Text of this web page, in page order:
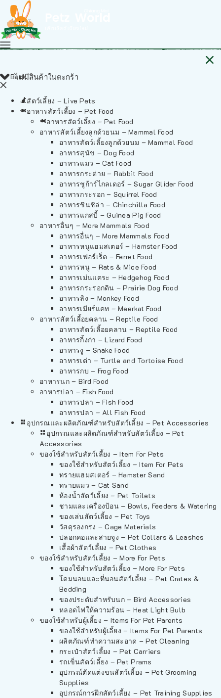
ไม่มีสินค้าในตะกร้า
Back
สัตว์เลี้ยง – Live Pets
อาหารสัตว์เลี้ยง – Pet Food
อาหารสัตว์เลี้ยง – Pet Food
อาหารสัตว์เลี้ยงลูกด้วยนม – Mammal Food
อาหารสัตว์เลี้ยงลูกด้วยนม – Mammal Food
อาหารสุนัข – Dog Food
อาหารแมว – Cat Food
อาหารกระต่าย – Rabbit Food
อาหารชูก้าร์ไกลเดอร์ – Sugar Glider Food
อาหารกระรอก – Squirrel Food
อาหารชินชิล่า – Chinchilla Food
อาหารแกสบี้ – Guinea Pig Food
อาหารอื่นๆ – More Mammals Food
อาหารอื่นๆ – More Mammals Food
อาหารหนูแฮมสเตอร์ – Hamster Food
อาหารเฟอร์เร็ต – Ferret Food
อาหารหนู – Rats & Mice Food
อาหารเม่นแคระ – Hedgehog Food
อาหารกระรอกดิน – Prairie Dog Food
อาหารลิง – Monkey Food
อาหารเมียร์แคท – Meerkat Food
อาหารสัตว์เลี้อยคลาน – Reptile Food
อาหารสัตว์เลี้อยคลาน – Reptile Food
อาหารกิ้งก่า – Lizard Food
อาหารงู – Snake Food
อาหารเต่า – Turtle and Tortoise Food
อาหารกบ – Frog Food
อาหารนก – Bird Food
อาหารปลา – Fish Food
อาหารปลา – Fish Food
อาหารปลา – All Fish Food
อุปกรณและผลิตภัณฑ์สำหรับสัตว์เลี้ยง – Pet Accessories
อุปกรณและผลิตภัณฑ์สำหรับสัตว์เลี้ยง – Pet
Accessories
ของใช้สำหรับสัตว์เลี้ยง – Item For Pets
ของใช้สำหรับสัตว์เลี้ยง – Item For Pets
ทรายแฮมสเตอร์ – Hamster Sand
ทรายแมว – Cat Sand
ห้องน้ำสัตว์เลี้ยง – Pet Toilets
ชามและเครื่องป้อน – Bowls, Feeders & Watering
ของเล่นสัตว์เลี้ยง – Pet Toys
วัสดุรองกรง – Cage Materials
ปลอกคอและสายจูง – Pet Collars & Leashes
เสื้อผ้าสัตว์เลี้ยง – Pet Clothes
ของใช้สำหรับสัตว์เลี้ยง – More For Pets
ของใช้สำหรับสัตว์เลี้ยง – More For Pets
โดมนอนและที่นอนสัตว์เลี้ยง – Pet Crates &
Bedding
ของประดับสำหรับนก – Bird Accessories
หลอดไฟให้ความร้อน – Heat Light Bulb
ของใช้สำหรับผู้เลี้ยง – Items For Pet Parents
ของใช้สำหรับผู้เลี้ยง – Items For Pet Parents
ผลิตภัณฑ์ทำความสะอาด – Pet Cleaning
กระเป๋าสัตว์เลี้ยง – Pet Carriers
รถเข็นสัตว์เลี้ยง – Pet Prams
อุปกรณ์ตัดแต่งขนสัตว์เลี้ยง – Pet Grooming
Supplies
อุปกรณ์การฝึกสัตว์เลี้ยง – Pet Training Supplies